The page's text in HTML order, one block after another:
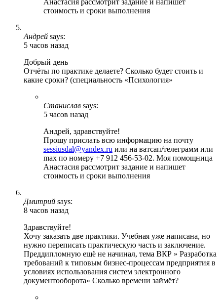
стоимость и сроки выполнения
Андрей says:
5 часов назад
Добрый день
Отчёты по практике делаете? Сколько будет стоить и
какие сроки? (специальность «Психология»
Станислав says:
5 часов назад
Андрей, здравствуйте!
Прошу прислать всю информацию на почту
sessiusdal@yandex.ru или на ватсап/телеграмм или
max по номеру +7 912 456-53-02. Моя помощница
Анастасия рассмотрит задание и напишет
стоимость и сроки выполнения
Дмитрий says:
8 часов назад
Здравствуйте!
Хочу заказать две практики. Учебная уже написана, но
нужно переписать практическую часть и заключение.
Преддипломную ещё не начинал, тема ВКР » Разработка
требований к типовым бизнес-процессам предприятия в
условиях использования систем электронного
документооборота» Сколько времени займёт?